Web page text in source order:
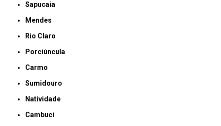
Sapucaia
Mendes
Rio Claro
Porciúncula
Carmo
Sumidouro
Natividade
Cambuci